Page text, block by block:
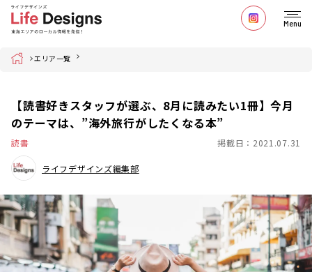
Menu
Home エリア一覧
【読書好きスタッフが選ぶ、8月に読みたい1冊】今月
のテーマは、”海外旅行がしたくなる本”
読書 掲載日：2021.07.31
ライフデザインズ編集部